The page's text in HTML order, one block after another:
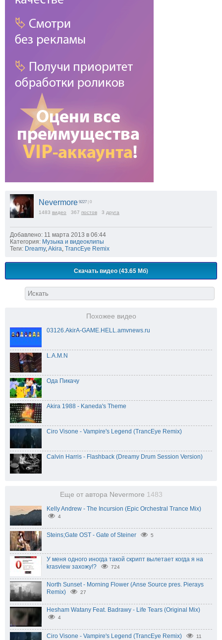
Nevermore 9227 | 0
1483 видео 367 постов 3 друга
Добавлено: 11 марта 2013 в 06:44
Категория: Музыка и видеоклипы
Теги: Dreamy, Akira TrancEye Remix
Скачать видео (43.65 Мб)
Похожее видео
03126.AkirA-GAME.HELL.amvnews.ru
L.A.M.N
Ода Пикачу
Akira 1988 - Kaneda's Theme
Ciro Visone - Vampire's Legend (TrancEye Remix)
Calvin Harris - Flashback (Dreamy Drum Session Version)
Еще от автора Nevermore 1483
Kelly Andrew - The Incursion (Epic Orchestral Trance Mix)
4
Steins;Gate OST - Gate of Steiner 5
У меня одного иногда такой скрипт вылетает когда я на
krasview захожу!?
724
North Sunset - Morning Flower (Anse Source pres. Pierays
Remix)
27
Hesham Watany Feat. Badrawy - Life Tears (Original Mix)
4
Ciro Visone - Vampire's Legend (TrancEye Remix) 11